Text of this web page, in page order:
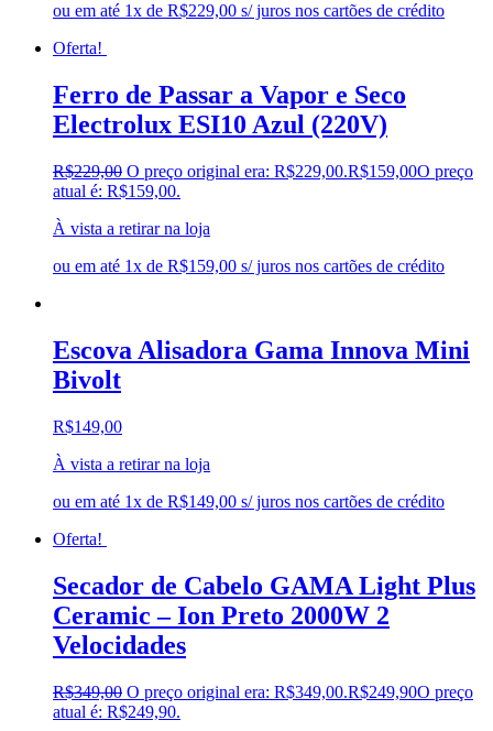
ou em até 1x de R$229,00 s/ juros nos cartões de crédito
Oferta!
Ferro de Passar a Vapor e Seco
Electrolux ESI10 Azul (220V)
R$229,00 O preço original era: R$229,00.R$159,00O preço
atual é: R$159,00.
À vista a retirar na loja
ou em até 1x de R$159,00 s/ juros nos cartões de crédito
Escova Alisadora Gama Innova Mini
Bivolt
R$149,00
À vista a retirar na loja
ou em até 1x de R$149,00 s/ juros nos cartões de crédito
Oferta!
Secador de Cabelo GAMA Light Plus
Ceramic – Ion Preto 2000W 2
Velocidades
R$349,00 O preço original era: R$349,00.R$249,90O preço
atual é: R$249,90.